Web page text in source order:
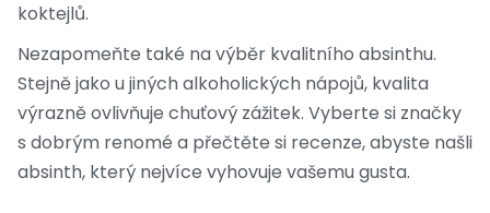
koktejlů.
Nezapomeňte také na výběr kvalitního absinthu.
Stejně jako u jiných alkoholických nápojů, kvalita
výrazně ovlivňuje chuťový zážitek. Vyberte si značky
s dobrým renomé a přečtěte si recenze, abyste našli
absinth, který nejvíce vyhovuje vašemu gusta.